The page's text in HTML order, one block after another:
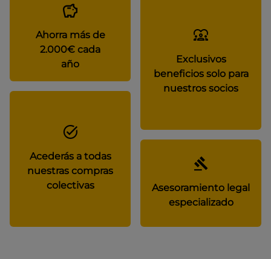
Ahorra más de
2.000€ cada
año
Exclusivos
beneficios solo para
nuestros socios
Acederás a todas
nuestras compras
colectivas
Asesoramiento legal
especializado